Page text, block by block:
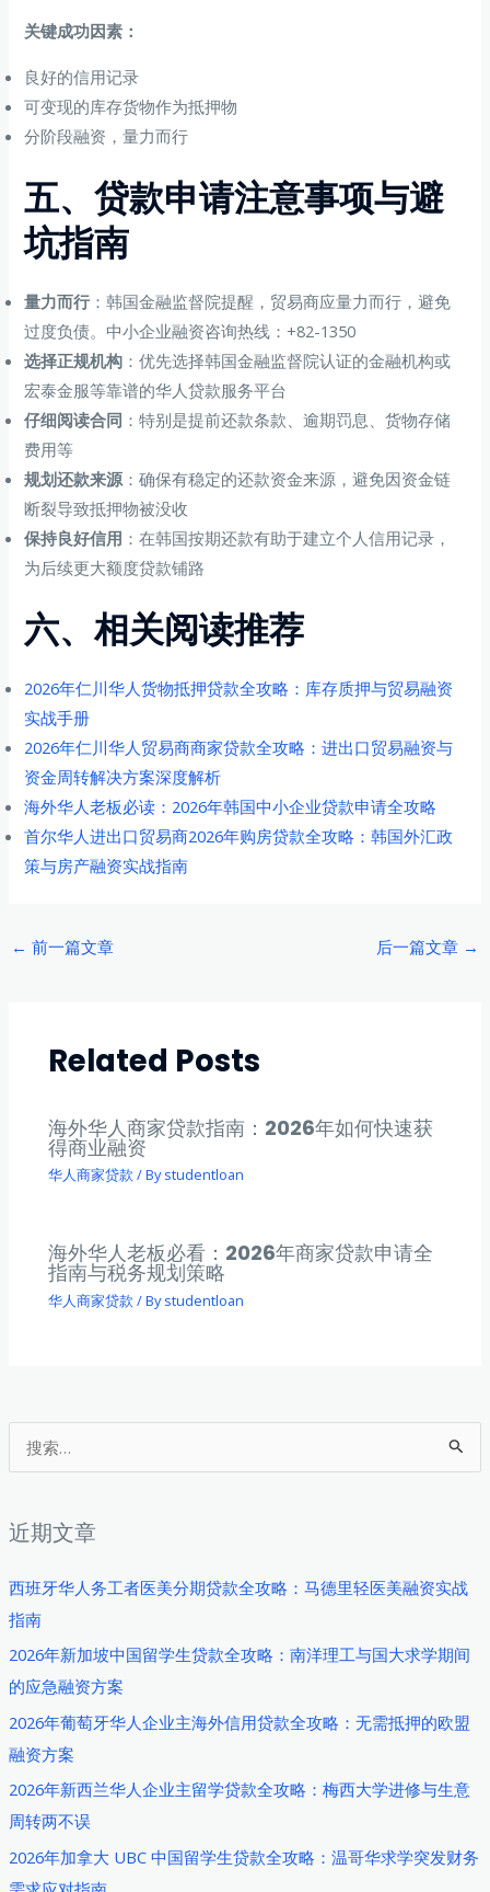
索
近期文章
西班牙华人务工者医美分期贷款全攻略：马德里轻医美融资实战
指南
2026年新加坡中国留学生贷款全攻略：南洋理工与国大求学期间
的应急融资方案
2026年葡萄牙华人企业主海外信用贷款全攻略：无需抵押的欧盟
融资方案
2026年新西兰华人企业主留学贷款全攻略：梅西大学进修与生意
周转两不误
2026年加拿大 UBC 中国留学生贷款全攻略：温哥华求学突发财务
关键成功因素：
良好的信用记录
可变现的库存货物作为抵押物
分阶段融资，量力而行
五、贷款申请注意事项与避
坑指南
量力而行 ：韩国金融监督院提醒，贸易商应量力而行，避免
过度负债。中小企业融资咨询热线：+82-1350
选择正规机构 ：优先选择韩国金融监督院认证的金融机构或
宏泰金服等靠谱的华人贷款服务平台
仔细阅读合同 ：特别是提前还款条款、逾期罚息、货物存储
费用等
规划还款来源 ：确保有稳定的还款资金来源，避免因资金链
断裂导致抵押物被没收
保持良好信用 ：在韩国按期还款有助于建立个人信用记录，
为后续更大额度贷款铺路
六、相关阅读推荐
2026年仁川华人货物抵押贷款全攻略：库存质押与贸易融资
实战手册
2026年仁川华人贸易商商家贷款全攻略：进出口贸易融资与
资金周转解决方案深度解析
海外华人老板必读：2026年韩国中小企业贷款申请全攻略
首尔华人进出口贸易商2026年购房贷款全攻略：韩国外汇政
策与房产融资实战指南
Post
← 前一篇文章 后一篇文章 →
Related Posts
海外华人商家贷款指南：2026年如何快速获
得商业融资
华人商家贷款 / Bystudentloan
海外华人老板必看：2026年商家贷款申请全
指南与税务规划策略
华人商家贷款 / Bystudentloan